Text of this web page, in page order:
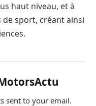
haut niveau, et à
sport, créant ainsi
sent to your email.